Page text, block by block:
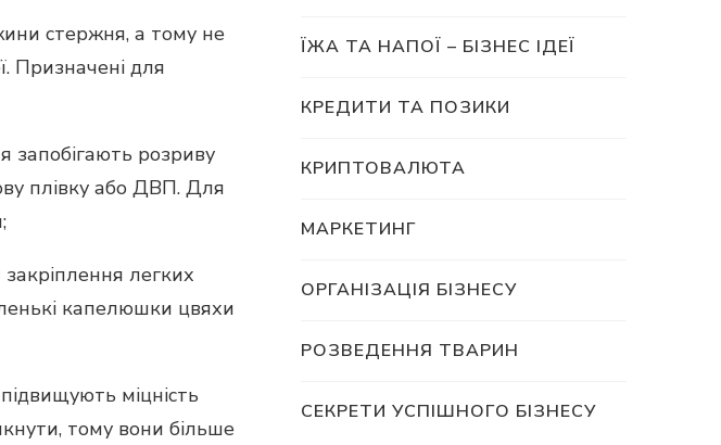
стержня, а тому не
Призначені для
розриву
плівку або ДВП. Для
легких
капелюшки цвяхи
міцність
тому вони більше
ЇЖА ТА НАПОЇ – БІЗНЕС ІДЕЇ
КРЕДИТИ ТА ПОЗИКИ
КРИПТОВАЛЮТА
МАРКЕТИНГ
ОРГАНІЗАЦІЯ БІЗНЕСУ
РОЗВЕДЕННЯ ТВАРИН
СЕКРЕТИ УСПІШНОГО БІЗНЕСУ